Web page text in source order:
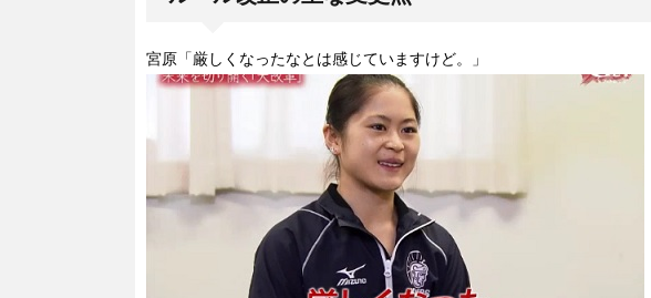
宮原「厳しくなったなとは感じていますけど。」